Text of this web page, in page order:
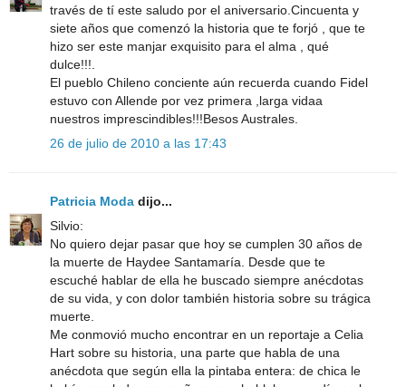
través de tí este saludo por el aniversario.Cincuenta y
siete años que comenzó la historia que te forjó , que te
hizo ser este manjar exquisito para el alma , qué
dulce!!!.
El pueblo Chileno conciente aún recuerda cuando Fidel
estuvo con Allende por vez primera ,larga vidaa
nuestros imprescindibles!!!Besos Australes.
26 de julio de 2010 a las 17:43
Patricia Moda dijo...
Silvio:
No quiero dejar pasar que hoy se cumplen 30 años de
la muerte de Haydee Santamaría. Desde que te
escuché hablar de ella he buscado siempre anécdotas
de su vida, y con dolor también historia sobre su trágica
muerte.
Me conmovió mucho encontrar en un reportaje a Celia
Hart sobre su historia, una parte que habla de una
anécdota que según ella la pintaba entera: de chica le